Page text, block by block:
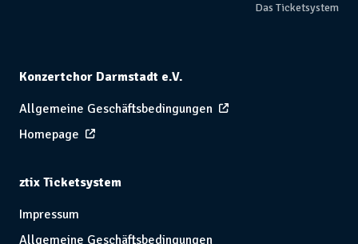
Das Ticketsystem
Konzertchor Darmstadt e.V.
Allgemeine Geschäftsbedingungen
Homepage
ztix Ticketsystem
Impressum
Allgemeine Geschäftsbedingungen